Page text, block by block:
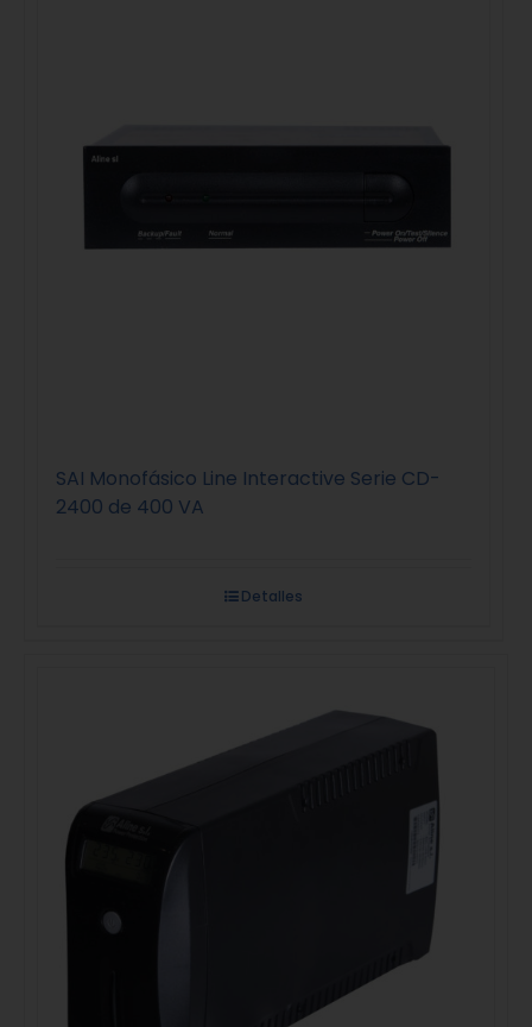
SAI Monofásico Line Interactive Serie CD-
2400 de 400 VA
Detalles